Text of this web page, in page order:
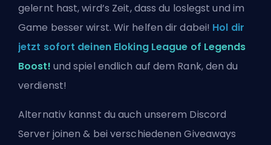
gelernt hast, wird’s Zeit, dass du loslegst und im
Game besser wirst. Wir helfen dir dabei! Hol dir
jetzt sofort deinen Eloking League of Legends
Boost! und spiel endlich auf dem Rank, den du
verdienst!
Alternativ kannst du auch unserem Discord
Server joinen & bei verschiedenen Giveaways